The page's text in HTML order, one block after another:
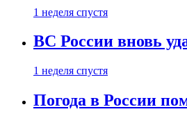
1 неделя спустя
ВС России вновь
1 неделя спустя
Погода в России